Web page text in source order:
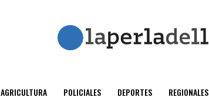
AGRICULTURA POLICIALES DEPORTES REGIONALES